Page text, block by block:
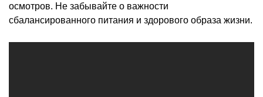
осмотров. Не забывайте о важности
сбалансированного питания и здорового образа жизни.